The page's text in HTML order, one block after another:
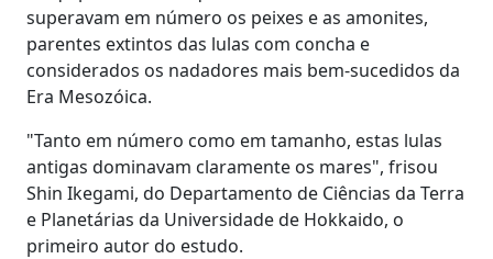
superavam em número os peixes e as amonites,
parentes extintos das lulas com concha e
considerados os nadadores mais bem-sucedidos da
Era Mesozóica.
"Tanto em número como em tamanho, estas lulas
antigas dominavam claramente os mares", frisou
Shin Ikegami, do Departamento de Ciências da Terra
e Planetárias da Universidade de Hokkaido, o
primeiro autor do estudo.